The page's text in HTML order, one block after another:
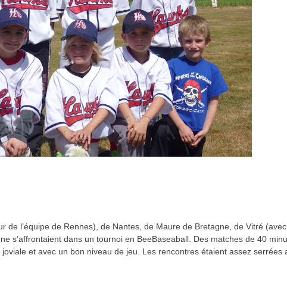
de l’équipe de Rennes), de Nantes, de Maure de Bretagne, de Vitré (avec
s’affrontaient dans un tournoi en BeeBaseaball. Des matches de 40
et avec un bon niveau de jeu. Les rencontres étaient assez serrées